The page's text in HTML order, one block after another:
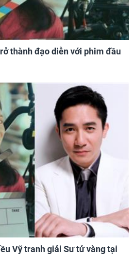
thành đạo diễn với phim đầu
Vỹ tranh giải Sư tử vàng tại